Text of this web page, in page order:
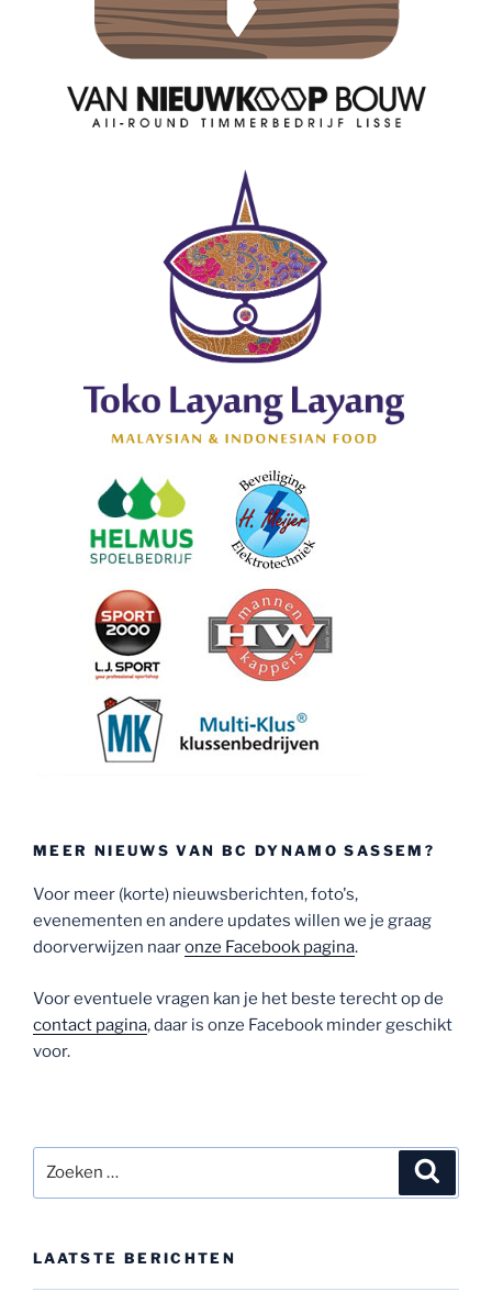
MEER NIEUWS VAN BC DYNAMO SASSEM?
Voor meer (korte) nieuwsberichten, foto's,
evenementen en andere updates willen we je graag
doorverwijzen naaronze Facebook pagina.
Voor eventuele vragen kan je het beste terecht op de
contact pagina, daar is onze Facebook minder geschikt
voor.
naar:
LAATSTE BERICHTEN